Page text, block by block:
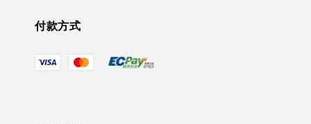
付款方式